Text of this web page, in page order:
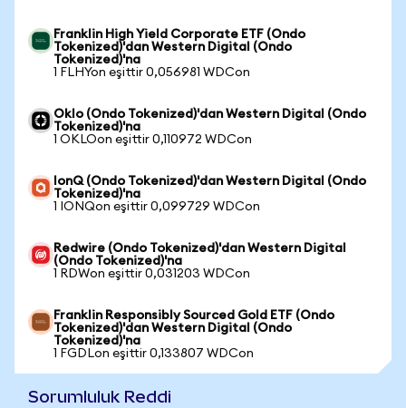
Franklin High Yield Corporate ETF (Ondo
Tokenized)'dan Western Digital (Ondo
Tokenized)'na
1 FLHYon eşittir 0,056981 WDCon
Oklo (Ondo Tokenized)'dan Western Digital (Ondo
Tokenized)'na
1 OKLOon eşittir 0,110972 WDCon
IonQ (Ondo Tokenized)'dan Western Digital (Ondo
Tokenized)'na
1 IONQon eşittir 0,099729 WDCon
Redwire (Ondo Tokenized)'dan Western Digital
(Ondo Tokenized)'na
1 RDWon eşittir 0,031203 WDCon
Franklin Responsibly Sourced Gold ETF (Ondo
Tokenized)'dan Western Digital (Ondo
Tokenized)'na
1 FGDLon eşittir 0,133807 WDCon
Sorumluluk Reddi